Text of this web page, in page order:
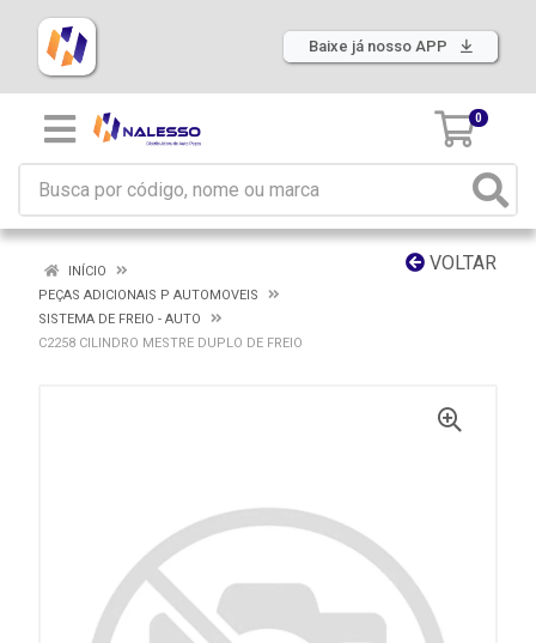
Baixe já nosso APP
0
VOLTAR
INÍCIO
PEÇAS ADICIONAIS P AUTOMOVEIS
SISTEMA DE FREIO - AUTO
C2258 CILINDRO MESTRE DUPLO DE FREIO